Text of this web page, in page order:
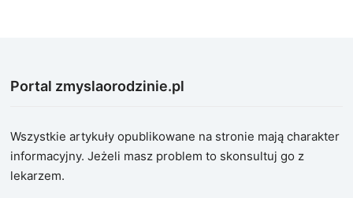
Portal zmyslaorodzinie.pl
Wszystkie artykuły opublikowane na stronie mają charakter
informacyjny. Jeżeli masz problem to skonsultuj go z
lekarzem.